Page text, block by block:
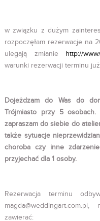
w związku z dużym
rozpoczęłam rezerwacje na
ulegają zmianie
http://
warunki rezerwacji terminu
Dojeżdzam do Was do
Trójmiasto przy 5
zapraszam do siebie do
także sytuacje
choroba czy inne
przyjechać dla 1 osoby.
Rezerwacja terminu
zawierać: